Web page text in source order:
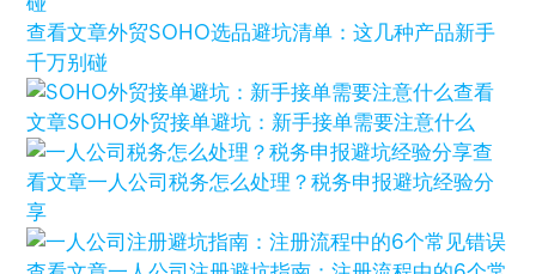
查看文章外贸SOHO选品避坑清单：这几种产品新手
千万别碰
查看
文章SOHO外贸接单避坑：新手接单需要注意什么
查
看文章一人公司税务怎么处理？税务申报避坑经验分
享